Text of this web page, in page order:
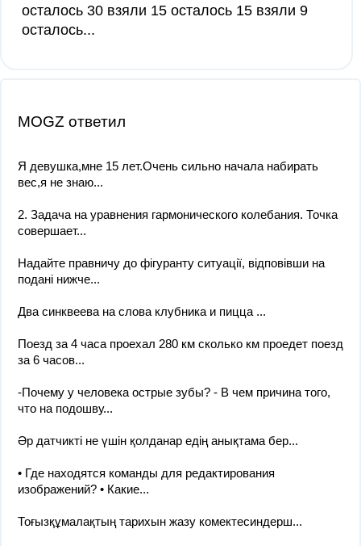
осталось 30 взяли 15 осталось 15 взяли 9
осталось...
MOGZ ответил
Я девушка,мне 15 лет.Очень сильно начала набирать
вес,я не знаю...
2. Задача на уравнения гармонического колебания. Точка
совершает...
Надайте правничу до фігуранту ситуації, відповівши на
подані нижче...
Два синквеева на слова клубника и пицца ​...
Поезд за 4 часа проехал 280 км сколько км проедет поезд
за 6 часов​...
-Почему у человека острые зубы? - В чем причина того,
что на подошву...
Әр датчикті не үшін қолданар едің анықтама бер...
• Где находятся команды для редактирования
изображений? • Какие...
Тоғызқұмалақтың тарихын жазу комектесиндерш...